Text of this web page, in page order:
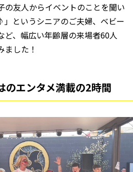
の友人からイベントのことを聞い
というシニアのご夫婦、ベビー
ど、幅広い年齢層の来場者60人
した！
のエンタメ満載の2時間